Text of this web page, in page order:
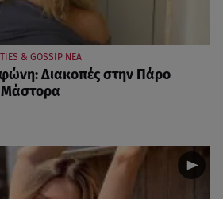
& GOSSIP ΝΕΑ
Διακοπές στην Πάρο
Μάστορα